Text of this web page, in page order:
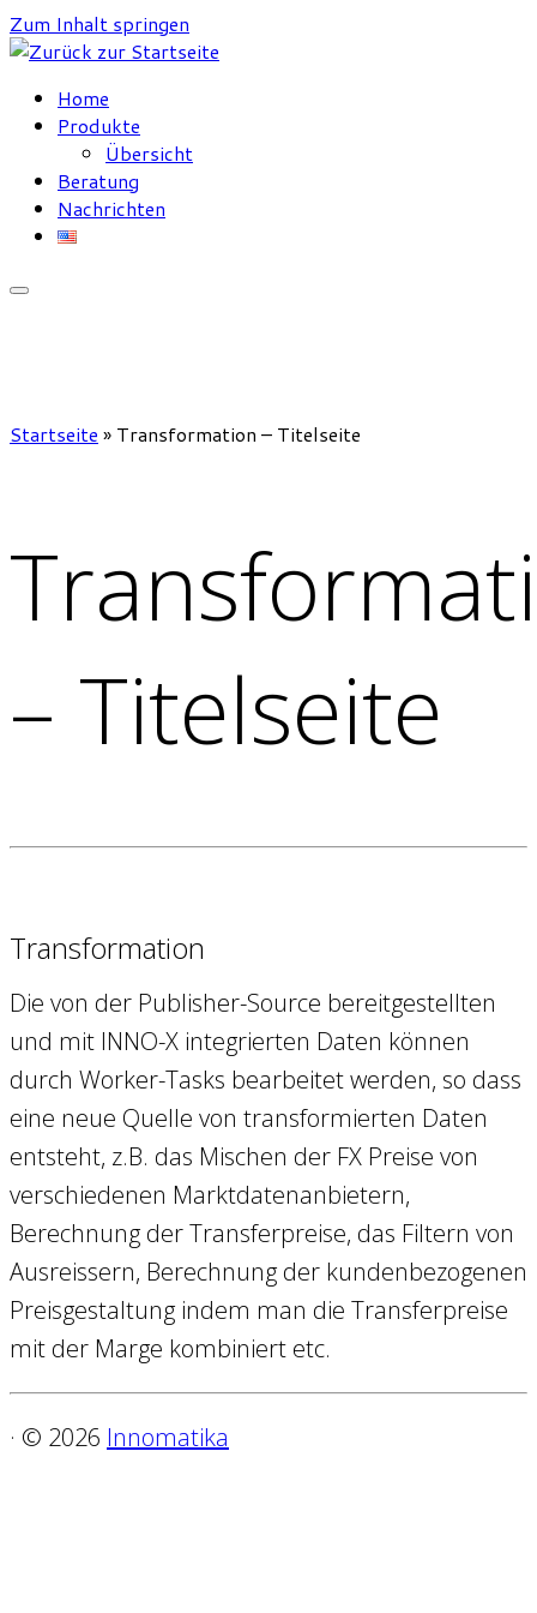
Zum Inhalt springen
Home
Produkte
Übersicht
Beratung
Nachrichten
Startseite » Transformation – Titelseite
– Titelseite
Transformation
Die von der Publisher-Source bereitgestellten
und mit INNO-X integrierten Daten können
durch Worker-Tasks bearbeitet werden, so dass
eine neue Quelle von transformierten Daten
entsteht, z.B. das Mischen der FX Preise von
verschiedenen Marktdatenanbietern,
Berechnung der Transferpreise, das Filtern von
Ausreissern, Berechnung der kundenbezogenen
Preisgestaltung indem man die Transferpreise
mit der Marge kombiniert etc.
· © 2026 Innomatika